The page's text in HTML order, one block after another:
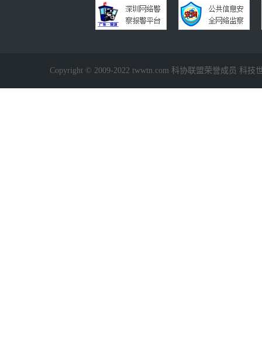
Copyright © 2009-2022 twwtn.com 科协联盟荣誉成员 科